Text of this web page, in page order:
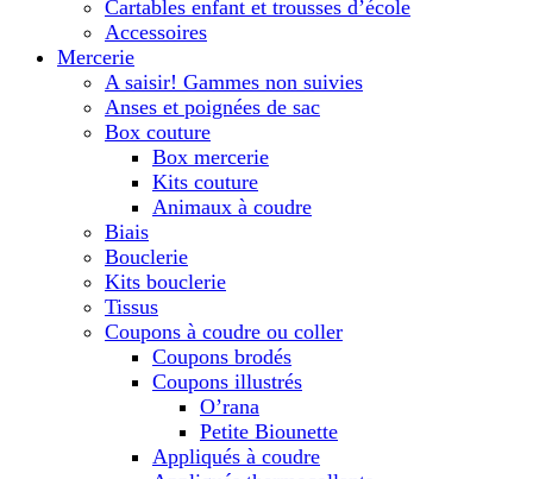
Cartables enfant et trousses d’école
Accessoires
Mercerie
A saisir! Gammes non suivies
Anses et poignées de sac
Box couture
Box mercerie
Kits couture
Animaux à coudre
Biais
Bouclerie
Kits bouclerie
Tissus
Coupons à coudre ou coller
Coupons brodés
Coupons illustrés
O’rana
Petite Biounette
Appliqués à coudre